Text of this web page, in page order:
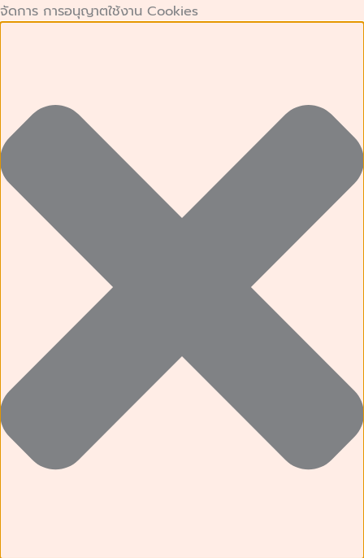
จัดการ การอนุญาตใช้งาน Cookies
คุกกี้
ที่
Preferences
คุกกี้
เก็บ
คุกกี้
การ
Skip